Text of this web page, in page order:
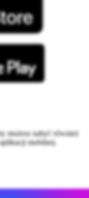
możesz nabyć również
mobilnej.